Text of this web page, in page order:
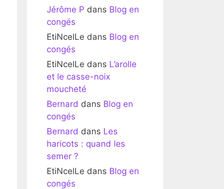
Jérôme P dans Blog en
congés
EtiNcelLe dans Blog en
congés
EtiNcelLe dans L’arolle
et le casse-noix
moucheté
Bernard dans Blog en
congés
Bernard dans Les
haricots : quand les
semer ?
EtiNcelLe dans Blog en
congés